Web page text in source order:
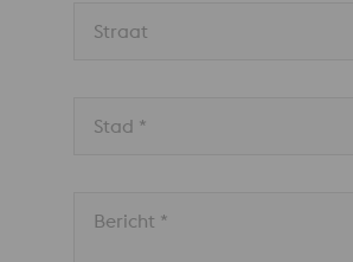
Straat
Stad *
Bericht *